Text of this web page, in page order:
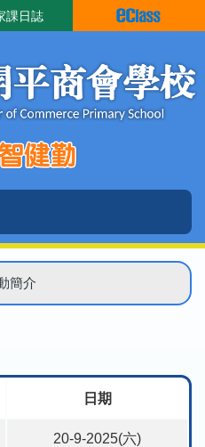
課日誌
簡介
日期
20-9-2025(六)